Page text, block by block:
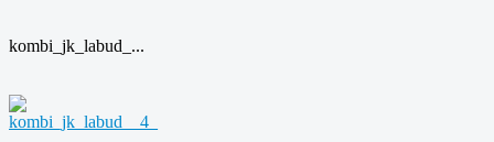
kombi_jk_labud_...